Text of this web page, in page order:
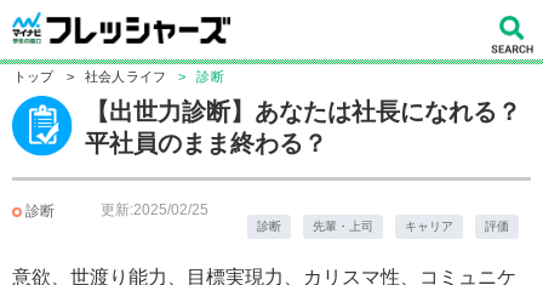
トップ > 社会人ライフ > 診断
【出世力診断】あなたは社長になれる？
平社員のまま終わる？
診断 更新:2025/02/25
診断 先輩・上司 キャリア 評価
意欲、世渡り能力、目標実現力、カリスマ性、コミュニケ